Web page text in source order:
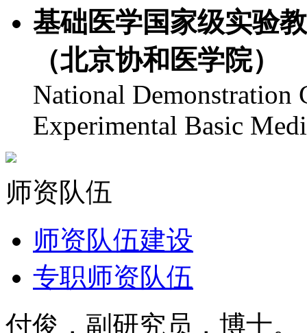
基础医学国家级实验
（北京协和医学院）
National Demonstration
Experimental Basic
师资队伍
师资队伍建设
专职师资队伍
付俊 ，副研究员，博士。